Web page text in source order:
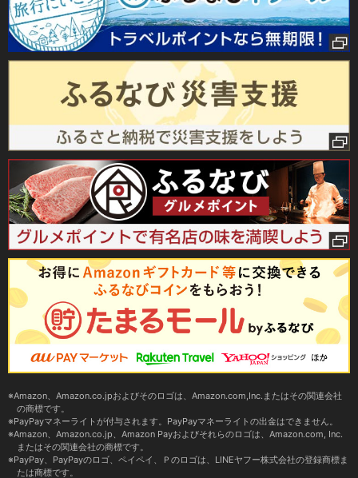
Amazon、Amazon.co.jpおよびそのロゴは、Amazon.com,Inc.またはその関連会社
の商標です。
PayPayマネーライトが付与されます。PayPayマネーライトの出金はできません。
Amazon、Amazon.co.jp、Amazon Payおよびそれらのロゴは、Amazon.com, Inc.
またはその関連会社の商標です。
PayPay、PayPayのロゴ、ペイペイ、Ｐのロゴは、LINEヤフー株式会社の登録商標ま
たは商標です。